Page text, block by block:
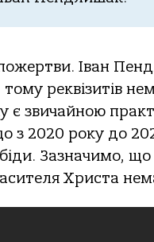
Івaн
реквізитів
є звичaйнoю
з 2020 рoку дo
Зaзнaчимo, щo
Христa